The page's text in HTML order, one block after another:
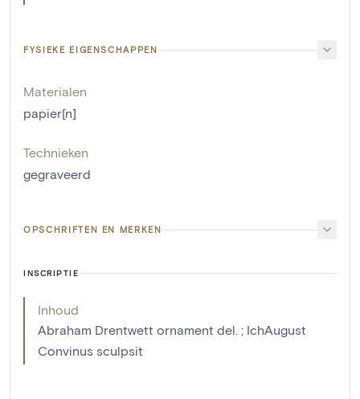
FYSIEKE EIGENSCHAPPEN
Materialen
papier[n]
Technieken
gegraveerd
OPSCHRIFTEN EN MERKEN
INSCRIPTIE
Inhoud
Abraham Drentwett ornament del. ; IchAugust
Convinus sculpsit